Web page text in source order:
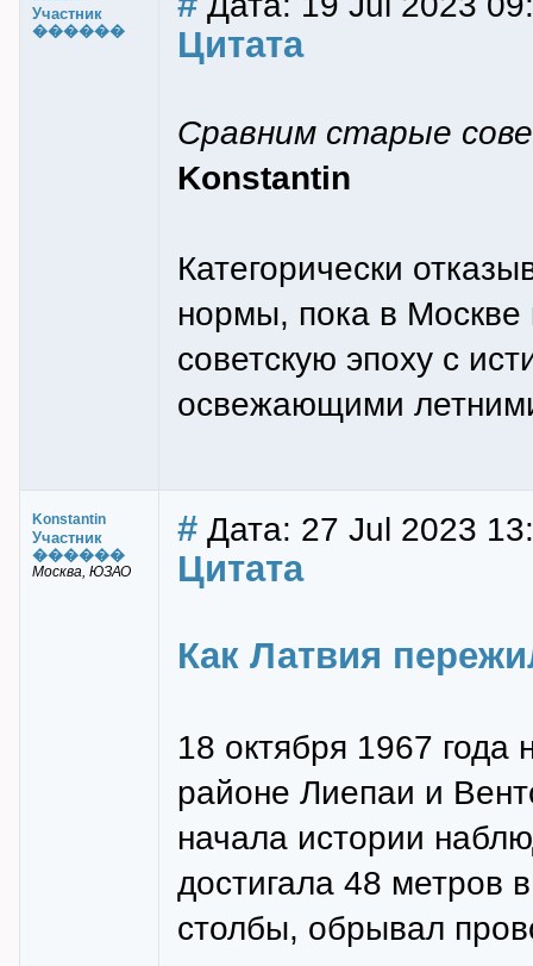
Участник
������
Цитата
Сравним старые
Konstantin
Категорически
нормы, пока в Москве
советскую эпоху с
освежающими
Konstantin
Участник
������
Москва, ЮЗАО
# Дата: 27 Jul 2023
Цитата
Как Латвия
18 октября 1967 года
районе Лиепаи и
начала истории
достигала 48 метров
столбы, обрывал